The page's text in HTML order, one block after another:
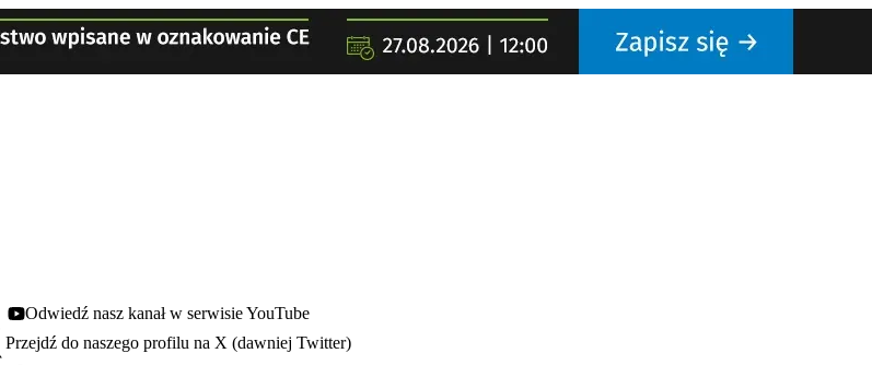
Youtube - otwiera się w nowej karcie
Odwiedź nasz kanał w serwisie YouTube
się w nowej karcie
Przejdź do naszego profilu na X (dawniej Twitter)